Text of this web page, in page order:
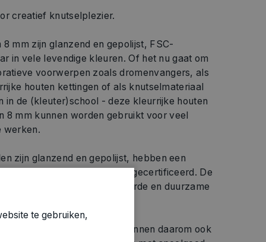
creatief knutselplezier.
mm zijn glanzend en gepolijst, FSC-
in vele levendige kleuren. Of het nu gaat om
voorwerpen zoals dromenvangers, als
houten kettingen of als knutselmateriaal
in de (kleuter)school - deze kleurrijke houten
8 mm kunnen worden gebruikt voor veel
werken.
zijn glanzend en gepolijst, hebben een
ca. 2 mm en zijn 100% FSC gecertificeerd. De
een productie uit verantwoorde en duurzame
en zweetbestendig en kunnen daarom ook
te gebruiken,